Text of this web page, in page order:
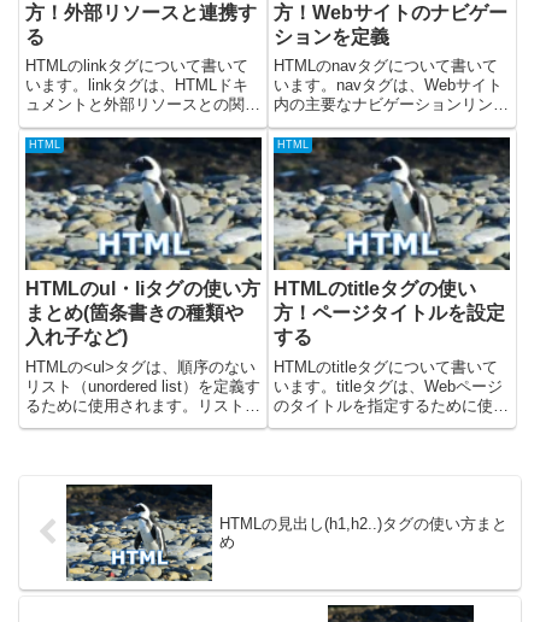
方！外部リソースと連携す
る
HTMLのlinkタグについて書いて
います。linkタグは、HTMLドキ
ュメントと外部リソースとの関係
性を定義するために使用され、
<head>タグ内に配置されます。
主にCSSファイル（スタイルシ
ート）やファビコン（favicon）
を読み込ん...
方！Webサイトのナビゲー
ションを定義
HTMLのnavタグについて書いて
います。navタグは、Webサイト
内の主要なナビゲーションリンク
をマークアップするために使用さ
れます。これは、ヘッダーのグロ
ーバルナビゲーション、サイドバ
ーのローカルナビゲーション、フ
ッターの補足的なナビゲ...
HTML
HTMLのul・liタグの使い方
まとめ(箇条書きの種類や
入れ子など)
HTMLの<ul>タグは、順序のない
リスト（unordered list）を定義す
るために使用されます。リスト内
の各項目は<li>(list item) タグで
の箇条書きマークが表...
HTML
HTMLのtitleタグの使い
方！ページタイトルを設定
する
HTMLのtitleタグについて書いて
います。titleタグは、Webページ
のタイトルを指定するために使用
され、<head>タグ内に記述しま
HTMLの見出し(h1,h2..)タグの使い方まと
め